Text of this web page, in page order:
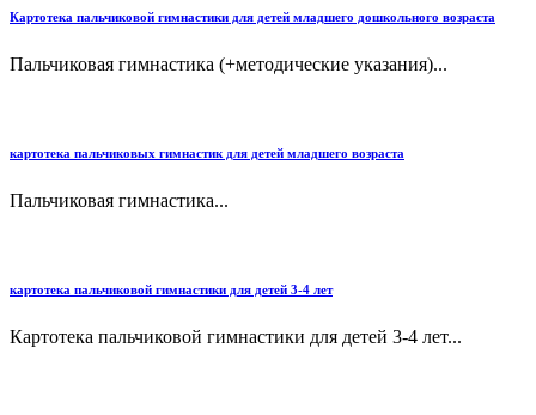
Картотека пальчиковой гимнастики для детей младшего дошкольного возраста
Пальчиковая гимнастика (+методические указания)...
картотека пальчиковых гимнастик для детей младшего возраста
Пальчиковая гимнастика...
картотека пальчиковой гимнастики для детей 3-4 лет
Картотека пальчиковой гимнастики для детей 3-4 лет...